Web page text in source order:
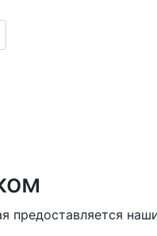
предоставляется